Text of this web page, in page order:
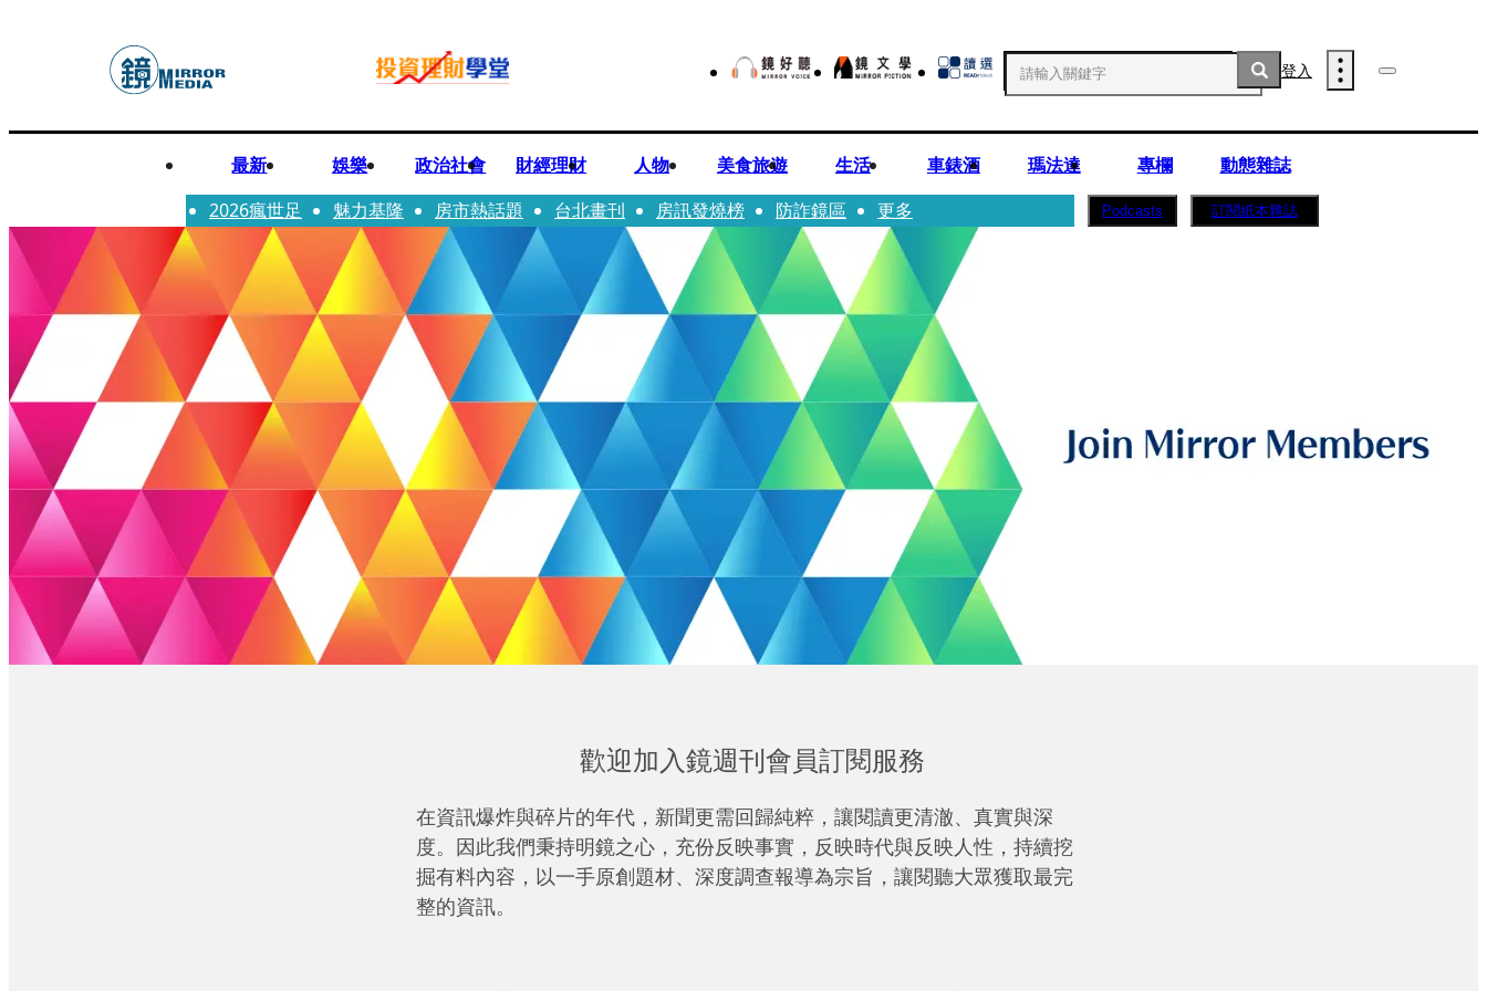
登入
最新 娛樂 政治社會 財經理財 人物 美食旅遊 生活 車錶酒 瑪法達 專欄
動態雜誌
2026瘋世足
魅力基隆 房市熱話題 台北畫刊 房訊發燒榜 防詐鏡區 更多 Podcasts 訂閱紙本雜誌
歡迎加入鏡週刊會員訂閱服務
在資訊爆炸與碎片的年代，新聞更需回歸純粹，讓閱讀更清澈、真實與深
度。因此我們秉持明鏡之心，充份反映事實，反映時代與反映人性，持續挖
掘有料內容，以一手原創題材、深度調查報導為宗旨，讓閱聽大眾獲取最完
整的資訊。